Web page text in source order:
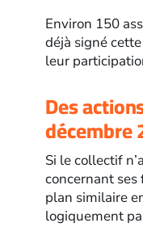
Environ 150
déjà signé
leur
Des
décembre
Si le collectif
concernant ses
plan similaire
logiquement